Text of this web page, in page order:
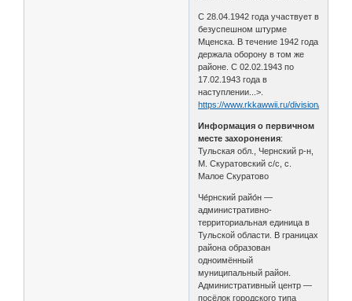
C 28.04.1942 года участвует в
безуспешном штурме
Мценска. В течение 1942 года
держала оборону в том же
районе. С 02.02.1943 по
17.02.1943 года в
наступлении...>.
https://www.rkkawwii.ru/division/137sdf1
Информация о первичном
месте захоронения:
Тульская обл., Чернский р-н,
М. Скуратовский с/с, с.
Малое Скуратово
Че́рнский райо́н —
административно-
территориальная единица в
Тульской области. В границах
района образован
одноимённый
муниципальный район.
Административный центр —
посёлок городского типа